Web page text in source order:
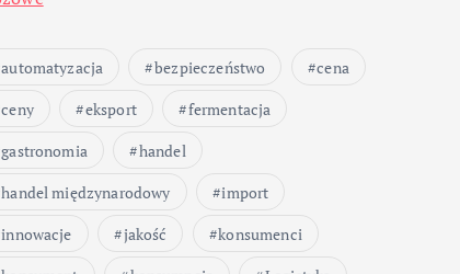
automatyzacja bezpieczeństwo
cena
ceny
eksport
fermentacja
gastronomia
handel
handel międzynarodowy
import
innowacje
jakość
konsumenci